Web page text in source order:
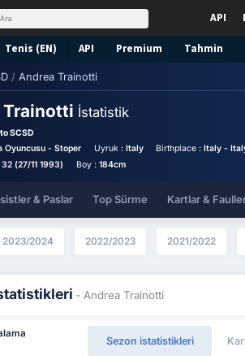
API
Tenis (EN) API Premium Tahmin
/ Andrea Trainotti
Trainotti İstatistik
SCSD
Oyuncusu - Stoper Uyruk : Italy Birthplace :Italy -
32 (27/11 1993) Boy : 184cm
& Paslar Top Sürme Kartlar &
2023/2024 2022/2023 2021/2022
- Andrea Trainotti
Sezon istatistikleri